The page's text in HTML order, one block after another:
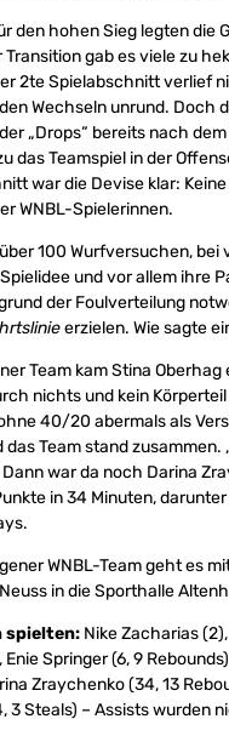
den hohen Sieg legten die
Transition gab es viele zu
2te Spielabschnitt verlief
Wechseln unrund. Doch
„Drops“ bereits nach
das Teamspiel in der
war die Devise klar:
WNBL-Spielerinnen.
100 Wurfversuchen,
und vor allem ihre
der Foulverteilung
erzielen. Wie sagte
Team kam Stina
nichts und kein
40/20 abermals als
das Team stand
war da noch Darina
in 34 Minuten,
WNBL-Team geht es
in die Sporthalle
spielten: Nike Zacharias
Enie Springer (6, 9
Zraychenko (34, 13
3 Steals) – Assists wurden